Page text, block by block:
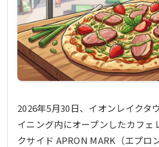
2026年5月30日、イオンレイクタ
イニング内にオープンしたカフェ
クサイド APRON MARK（エプロ